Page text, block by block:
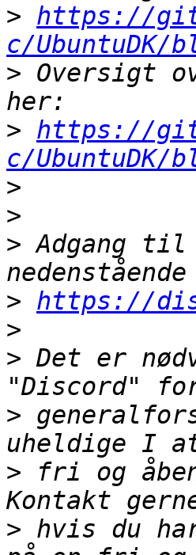
> https://
c/UbuntuDK/
> Oversigt
> https://
c/UbuntuDK/
>
>
> Adgang til
> https://
>
> Det er
>
> fri og
> hvis du